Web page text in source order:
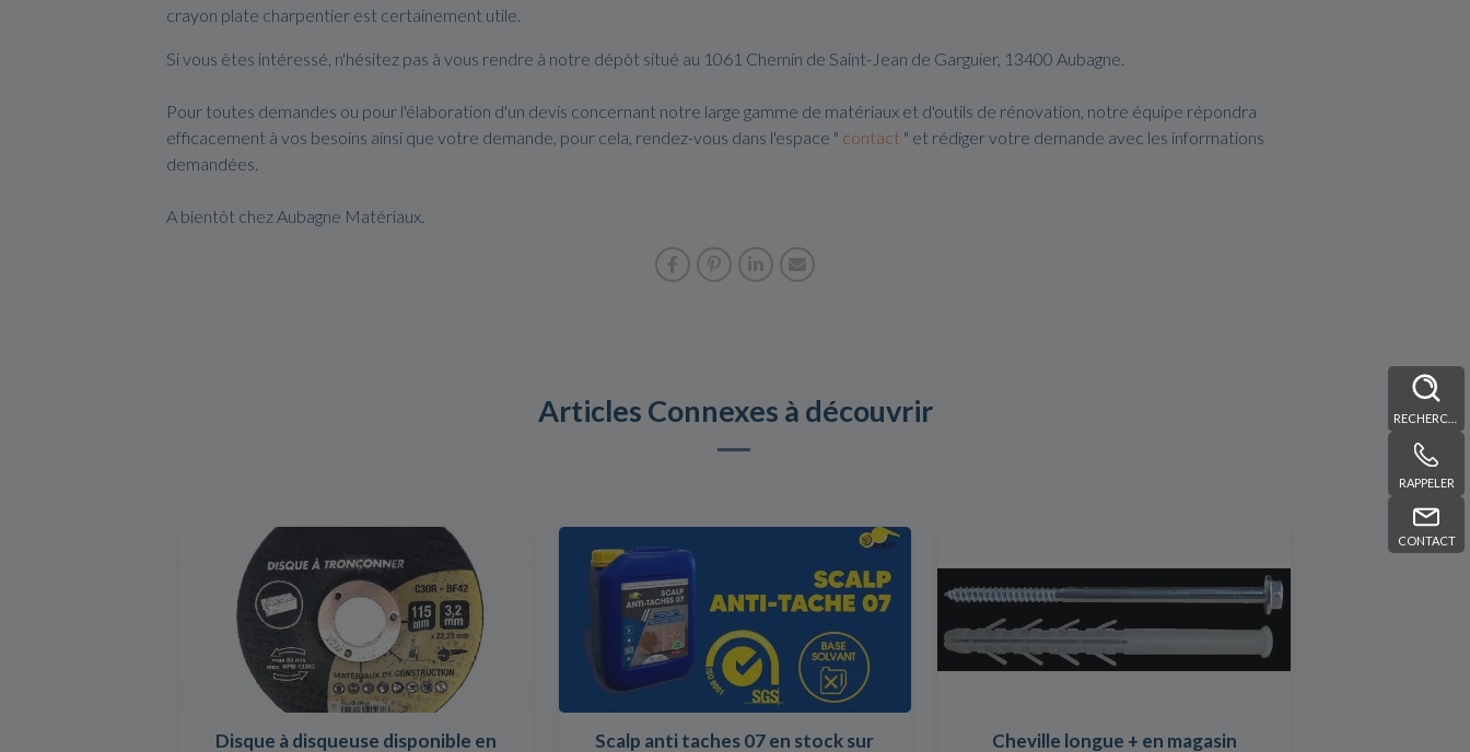
RAPPELER
CONTACT
crayon plate charpentier est certainement utile.
Si vous êtes intéressé, n'hésitez pas à vous rendre à notre dépôt situé au 1061 Chemin de Saint-Jean de Garguier, 13400 Aubagne.
Pour toutes demandes ou pour l'élaboration d'un devis concernant notre large gamme de matériaux et d'outils de rénovation, notre équipe répondra
efficacement à vos besoins ainsi que votre demande, pour cela, rendez-vous dans l'espace " contact " et rédiger votre demande avec les informations
demandées.
A bientôt chez Aubagne Matériaux.
Articles Connexes à découvrir
Disque à disqueuse disponible en
Scalp anti taches 07 en stock sur
Cheville longue + en magasin